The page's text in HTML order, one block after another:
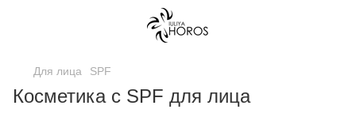
Для лица SPF
Косметика с SPF для лица